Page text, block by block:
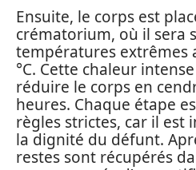
Ensuite, le corps est
crématorium, où il sera
températures extrêmes
°C. Cette chaleur
réduire le corps en
heures. Chaque étape
règles strictes, car il
la dignité du défunt.
restes sont récupérés